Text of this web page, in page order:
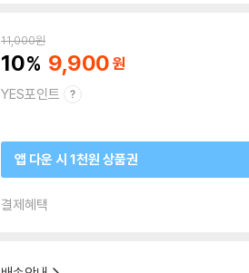
11,000원
10 9,900
YES포인트
앱 다운 시 1천원 상품권
결제혜택